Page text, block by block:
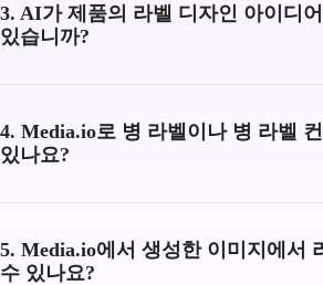
3. AI가 제품의 라벨 디자인 아이디
있습니까?
4. Media.io로 병 라벨이나 병 라벨
있나요?
5. Media.io에서 생성한 이미지에서
수 있나요?